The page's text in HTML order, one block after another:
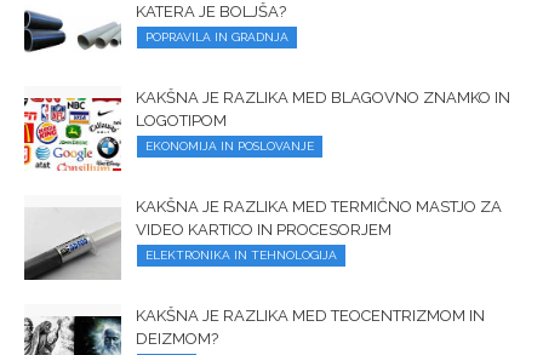
KATERA JE BOLJŠA?
POPRAVILA IN GRADNJA
KAKŠNA JE RAZLIKA MED BLAGOVNO ZNAMKO IN
LOGOTIPOM
EKONOMIJA IN POSLOVANJE
KAKŠNA JE RAZLIKA MED TERMIČNO MASTJO ZA
VIDEO KARTICO IN PROCESORJEM
ELEKTRONIKA IN TEHNOLOGIJA
KAKŠNA JE RAZLIKA MED TEOCENTRIZMOM IN
DEIZMOM?